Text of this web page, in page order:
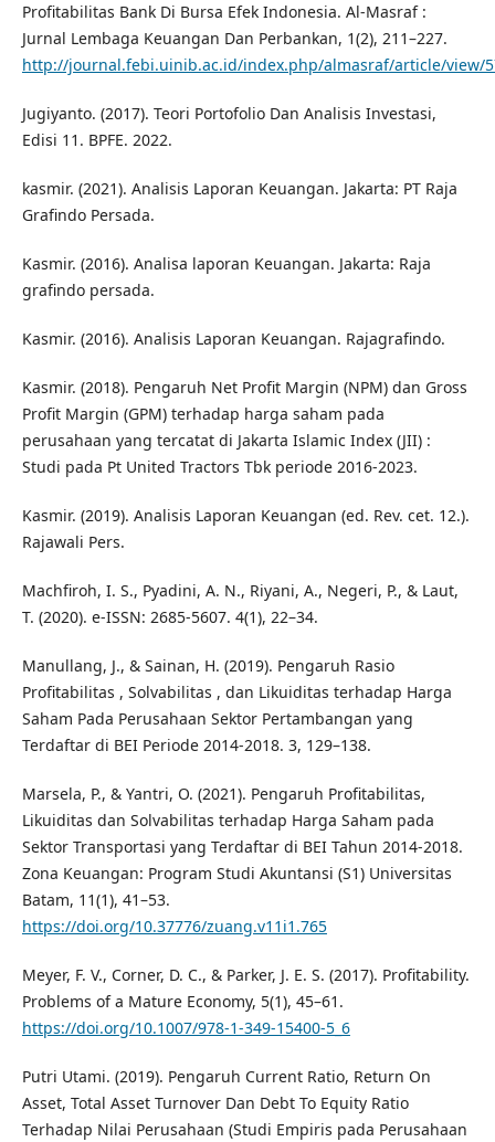
Profitabilitas Bank Di Bursa Efek Indonesia. Al-Masraf :
Jurnal Lembaga Keuangan Dan Perbankan, 1(2), 211–227.
http://journal.febi.uinib.ac.id/index.php/almasraf/article/view/
Jugiyanto. (2017). Teori Portofolio Dan Analisis Investasi,
Edisi 11. BPFE. 2022.
kasmir. (2021). Analisis Laporan Keuangan. Jakarta: PT Raja
Grafindo Persada.
Kasmir. (2016). Analisa laporan Keuangan. Jakarta: Raja
grafindo persada.
Kasmir. (2016). Analisis Laporan Keuangan. Rajagrafindo.
Kasmir. (2018). Pengaruh Net Profit Margin (NPM) dan Gross
Profit Margin (GPM) terhadap harga saham pada
perusahaan yang tercatat di Jakarta Islamic Index (JII) :
Studi pada Pt United Tractors Tbk periode 2016-2023.
Kasmir. (2019). Analisis Laporan Keuangan (ed. Rev. cet. 12.).
Rajawali Pers.
Machfiroh, I. S., Pyadini, A. N., Riyani, A., Negeri, P., & Laut,
T. (2020). e-ISSN: 2685-5607. 4(1), 22–34.
Manullang, J., & Sainan, H. (2019). Pengaruh Rasio
Profitabilitas , Solvabilitas , dan Likuiditas terhadap Harga
Saham Pada Perusahaan Sektor Pertambangan yang
Terdaftar di BEI Periode 2014-2018. 3, 129–138.
Marsela, P., & Yantri, O. (2021). Pengaruh Profitabilitas,
Likuiditas dan Solvabilitas terhadap Harga Saham pada
Sektor Transportasi yang Terdaftar di BEI Tahun 2014-2018.
Zona Keuangan: Program Studi Akuntansi (S1) Universitas
Batam, 11(1), 41–53.
https://doi.org/10.37776/zuang.v11i1.765
Meyer, F. V., Corner, D. C., & Parker, J. E. S. (2017). Profitability.
Problems of a Mature Economy, 5(1), 45–61.
https://doi.org/10.1007/978-1-349-15400-5_6
Putri Utami. (2019). Pengaruh Current Ratio, Return On
Asset, Total Asset Turnover Dan Debt To Equity Ratio
Terhadap Nilai Perusahaan (Studi Empiris pada Perusahaan